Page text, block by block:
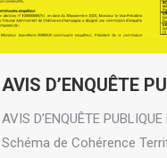
AVIS D’ENQUÊTE
AVIS D’ENQUÊTE
Schéma de Cohérence